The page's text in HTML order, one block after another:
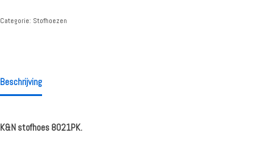
Categorie: Stofhoezen
Beschrijving
K&N stofhoes 8021PK.